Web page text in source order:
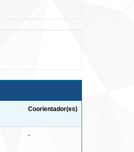
Coorientador(es)
-